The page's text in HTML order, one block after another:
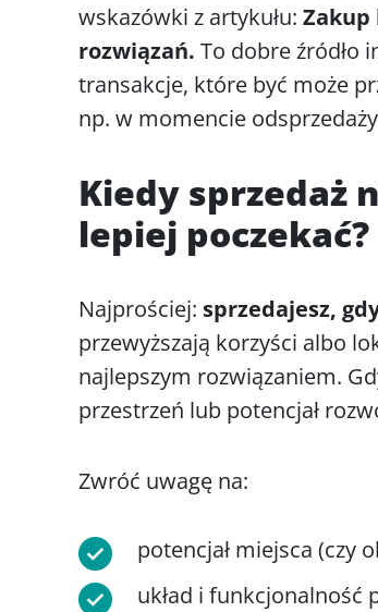
wskazówki z artykułu: Zakup
rozwiązań. To dobre źródło
transakcje, które być może
np. w momencie
Kiedy sprzedaż
lepiej poczekać?
Najprościej: sprzedajesz,
przewyższają korzyści albo
najlepszym rozwiązaniem.
przestrzeń lub potencjał
Zwróć uwagę na:
potencjał miejsca (czy
układ i funkcjonalność